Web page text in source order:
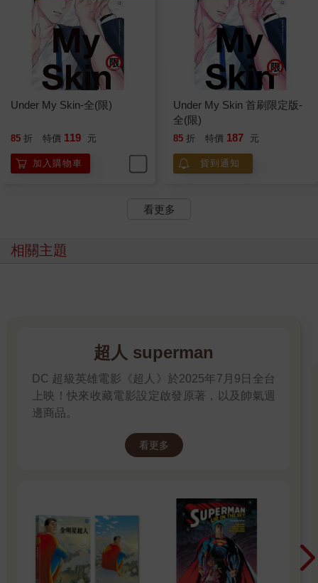
Under My Skin-全(限)
85 折 特價 119 元
加入購物車
Under My Skin 首刷限定版-
全(限)
85 折 特價 187 元
貨到通知
看更多
相關主題
超人 superman
DC 超級英雄電影《超人》於2025年7月9日全台
上映！快來收藏電影設定啟發原著，以及帥氣週
邊商品。
看更多